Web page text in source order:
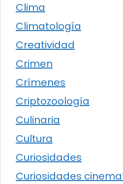
Clima
Climatología
Creatividad
Crimen
Crímenes
Criptozoología
Culinaria
Cultura
Curiosidades
Curiosidades